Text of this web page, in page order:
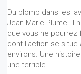
Du plomb dans les
Jean-Marie Plume. Il
que vous ne pourrez
dont l'action se situe
environs. Une
une terrible…